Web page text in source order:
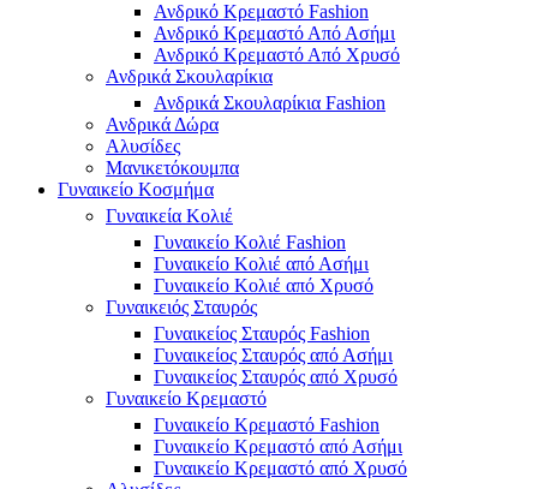
Ανδρικό Κρεμαστό Fashion
Ανδρικό Κρεμαστό Από Ασήμι
Ανδρικό Κρεμαστό Από Χρυσό
Ανδρικά Σκουλαρίκια
Ανδρικά Σκουλαρίκια Fashion
Ανδρικά Δώρα
Αλυσίδες
Μανικετόκουμπα
Γυναικείο Κοσμήμα
Γυναικεία Κολιέ
Γυναικείο Κολιέ Fashion
Γυναικείο Κολιέ από Ασήμι
Γυναικείο Κολιέ από Χρυσό
Γυναικειός Σταυρός
Γυναικείος Σταυρός Fashion
Γυναικείος Σταυρός από Ασήμι
Γυναικείος Σταυρός από Χρυσό
Γυναικείο Κρεμαστό
Γυναικείο Κρεμαστό Fashion
Γυναικείο Κρεμαστό από Ασήμι
Γυναικείο Κρεμαστό από Χρυσό